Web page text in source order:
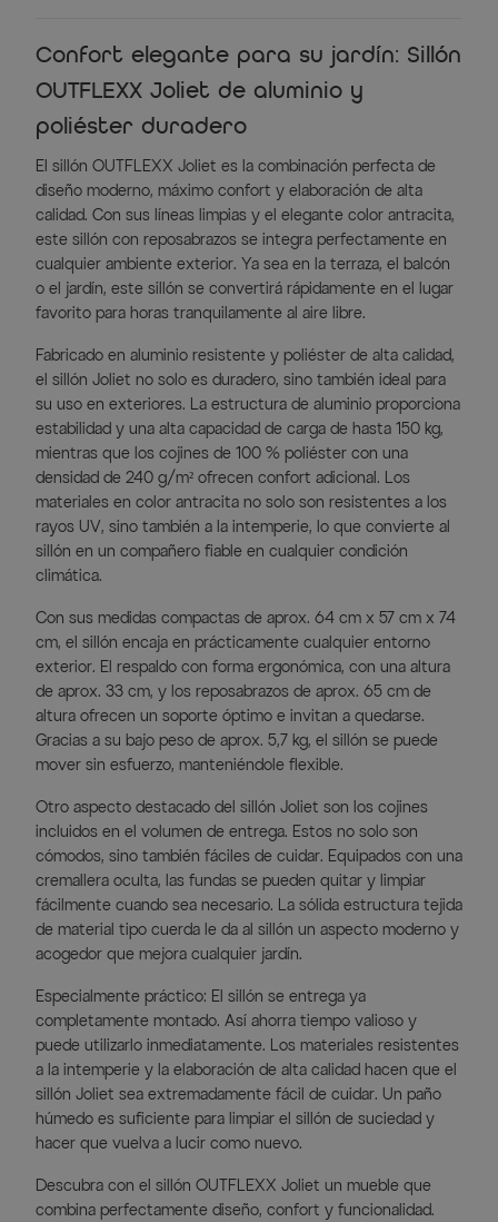
Confort elegante para su jardín: Sillón
OUTFLEXX Joliet de aluminio y
poliéster duradero
El sillón OUTFLEXX Joliet es la combinación perfecta de
diseño moderno, máximo confort y elaboración de alta
calidad. Con sus líneas limpias y el elegante color antracita,
este sillón con reposabrazos se integra perfectamente en
cualquier ambiente exterior. Ya sea en la terraza, el balcón
o el jardín, este sillón se convertirá rápidamente en el lugar
favorito para horas tranquilamente al aire libre.
Fabricado en aluminio resistente y poliéster de alta calidad,
el sillón Joliet no solo es duradero, sino también ideal para
su uso en exteriores. La estructura de aluminio proporciona
estabilidad y una alta capacidad de carga de hasta 150 kg,
mientras que los cojines de 100 % poliéster con una
densidad de 240 g/m² ofrecen confort adicional. Los
materiales en color antracita no solo son resistentes a los
rayos UV, sino también a la intemperie, lo que convierte al
sillón en un compañero fiable en cualquier condición
climática.
Con sus medidas compactas de aprox. 64 cm x 57 cm x 74
cm, el sillón encaja en prácticamente cualquier entorno
exterior. El respaldo con forma ergonómica, con una altura
de aprox. 33 cm, y los reposabrazos de aprox. 65 cm de
altura ofrecen un soporte óptimo e invitan a quedarse.
Gracias a su bajo peso de aprox. 5,7 kg, el sillón se puede
mover sin esfuerzo, manteniéndole flexible.
Otro aspecto destacado del sillón Joliet son los cojines
incluidos en el volumen de entrega. Estos no solo son
cómodos, sino también fáciles de cuidar. Equipados con una
cremallera oculta, las fundas se pueden quitar y limpiar
fácilmente cuando sea necesario. La sólida estructura tejida
de material tipo cuerda le da al sillón un aspecto moderno y
acogedor que mejora cualquier jardín.
Especialmente práctico: El sillón se entrega ya
completamente montado. Así ahorra tiempo valioso y
puede utilizarlo inmediatamente. Los materiales resistentes
a la intemperie y la elaboración de alta calidad hacen que el
sillón Joliet sea extremadamente fácil de cuidar. Un paño
húmedo es suficiente para limpiar el sillón de suciedad y
hacer que vuelva a lucir como nuevo.
Descubra con el sillón OUTFLEXX Joliet un mueble que
combina perfectamente diseño, confort y funcionalidad.